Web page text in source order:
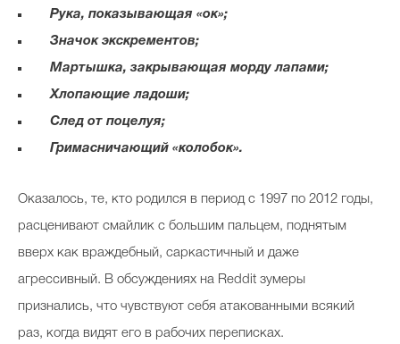
Рука, показывающая «ок»;
Значок экскрементов;
Мартышка, закрывающая морду лапами;
Хлопающие ладоши;
След от поцелуя;
Гримасничающий «колобок».
Оказалось, те, кто родился в период с 1997 по 2012 годы,
расценивают смайлик с большим пальцем, поднятым
вверх как враждебный, саркастичный и даже
агрессивный. В обсуждениях на Reddit зумеры
признались, что чувствуют себя атакованными всякий
раз, когда видят его в рабочих переписках.